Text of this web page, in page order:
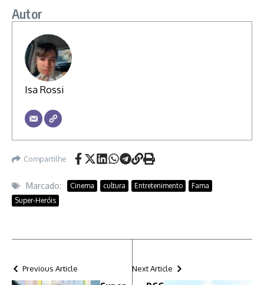
Autor
Isa Rossi
Compartilhe
Marcado: Cinema cultura Entretenimento
Fama
Super-Heróis
Previous Article Next Article